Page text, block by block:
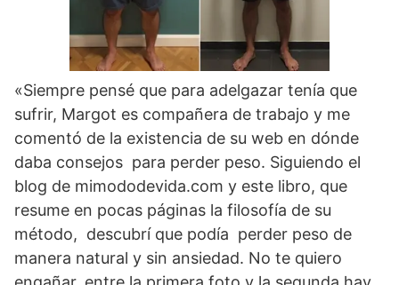
«Siempre pensé que para adelgazar tenía que
sufrir, Margot es compañera de trabajo y me
comentó de la existencia de su web en dónde
daba consejos para perder peso. Siguiendo el
blog de mimododevida.com y este libro, que
resume en pocas páginas la filosofía de su
método, descubrí que podía perder peso de
manera natural y sin ansiedad. No te quiero